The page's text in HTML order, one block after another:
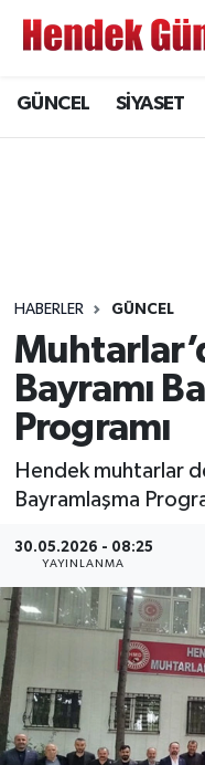
GÜNCEL SİYASET
HABERLER GÜNCEL
Bayramı
Programı
Hendek muhtarlar
Bayramlaşma
30.05.2026 - 08:25
YAYINLANMA
Sakarya Hava
Süper Lig Puan
Tüm Manşetler
Son Dakika
Haber Arşivi